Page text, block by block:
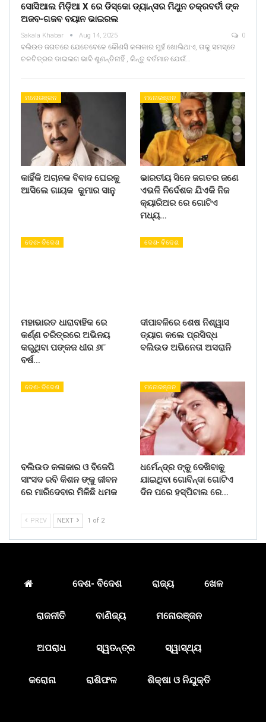
ସୋସିଆଲ ମିଡ଼ିଆ X ରେ ଡିସ୍କୋ ଡ୍ୟାନ୍ସର ମିଥୁନ ଚକ୍ରବର୍ତୀ ଙ୍କ
ଅଜବ-ଗଜବ ବୟାନ ଭାଇରଲ
Sakala Khabar Aug 14, 2025 0
ବଲିଉଡ ଜଗତରେ ଯେତେବେଳେ କୌଣସି କଳାକାର ମୁହଁ ଖୋଲିଥାଏ, ତାକୁ ସମସ୍ତେ
ଚଳଚିତ୍ରର ଡାଇଲଗ ଭାବି ଶୁଣନ୍ତିନାହିଁ , କିନ୍ତୁ ବର୍ତମାନ ଯେଉଁ…
ମନୋରଞ୍ଜନ
କାହିଁକି ଅଚାନକ ବିବାଦ ଘେରକୁ
ଆସିଲେ ଗାୟକ କୁମାର ସାନୁ
ମନୋରଞ୍ଜନ
ଭାରତୀୟ ସିନେ ଜଗତର ଜଣେ
ଏଭଳି ନିର୍ଦେଶକ ଯିଏକି ନିଜ
କ୍ୟାରିଅର ରେ ଗୋଟିଏ
ମଧ୍ୟ…
ଦେଶ- ବିଦେଶ
ମହାଭାରତ ଧାରାବାହିକ ରେ
କର୍ଣ୍ଣ ଚରିତ୍ରରେ ଅଭିନୟ
କରୁଥିବା ପଙ୍କଜ ଧୀର ୬୮
ବର୍ଷ…
ଦେଶ- ବିଦେଶ
ଦୀପାବଳିରେ ଶେଷ ନିଶ୍ୱାସ
ତ୍ୟାଗ କଲେ ପ୍ରସିଦ୍ଧ
ବଲିଉଡ ଅଭିନେତା ଅସରାନି
ଦେଶ- ବିଦେଶ
ବଲିଉଡ କଳାକାର ଓ ବିଜେପି
ସାଂସଦ ରବି କିଶନ ଙ୍କୁ ଜୀବନ
ରେ ମାରିଦେବାର ମିଳିଛି ଧମକ
ମନୋରଞ୍ଜନ
ଧର୍ମେନ୍ଦ୍ର ଙ୍କୁ ଦେଖିବାକୁ
ଯାଇଥିବା ଗୋବିନ୍ଦା ଗୋଟିଏ
ଦିନ ପରେ ହସ୍ପିଟାଲ ରେ…
PREV NEXT 1 of 2
ଦେଶ- ବିଦେଶ ରାଜ୍ୟ ଖେଳ
ରାଜନୀତି ବାଣିଜ୍ୟ ମନୋରଞ୍ଜନ
ଅପରାଧ ସ୍ୱତନ୍ତ୍ର ସ୍ୱାସ୍ଥ୍ୟ
କରୋନା ରାଶିଫଳ ଶିକ୍ଷା ଓ ନିଯୁକ୍ତି